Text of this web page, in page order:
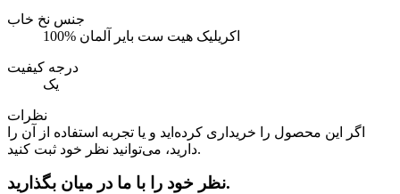
جنس نخ خاب
100% اکریلیک هیت ست بایر آلمان
درجه کیفیت
یک
نظرات
اگر این محصول را خریداری کرده‌اید و یا تجربه استفاده از آن را
دارید، می‌توانید نظر خود ثبت کنید.
نظر خود را با ما در میان بگذارید.